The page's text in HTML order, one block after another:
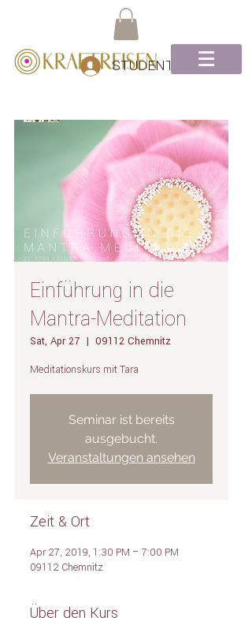
STUDENTEN Log-In
Einführung in die
Mantra-Meditation
Sat, Apr 27
  |
09112 Chemnitz
Meditationskurs mit Tara
Seminar ist bereits
ausgebucht.
Veranstaltungen ansehen
Zeit & Ort
Apr 27, 2019, 1:30 PM – 7:00 PM
09112 Chemnitz
Über den Kurs